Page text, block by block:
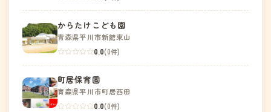
からたけこども園
青森県平川市新館東山
0.0(0件)
町居保育園
青森県平川市町居西田
0.0(0件)